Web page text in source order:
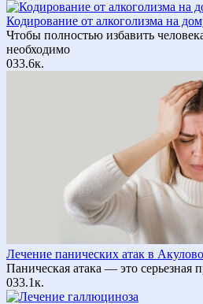
Кодирование от алкоголизма на
Чтобы полностью избавить
необходимо
033.6к.
Лечение панических атак в Акулово
Паническая атака — это серьезная
033.1к.